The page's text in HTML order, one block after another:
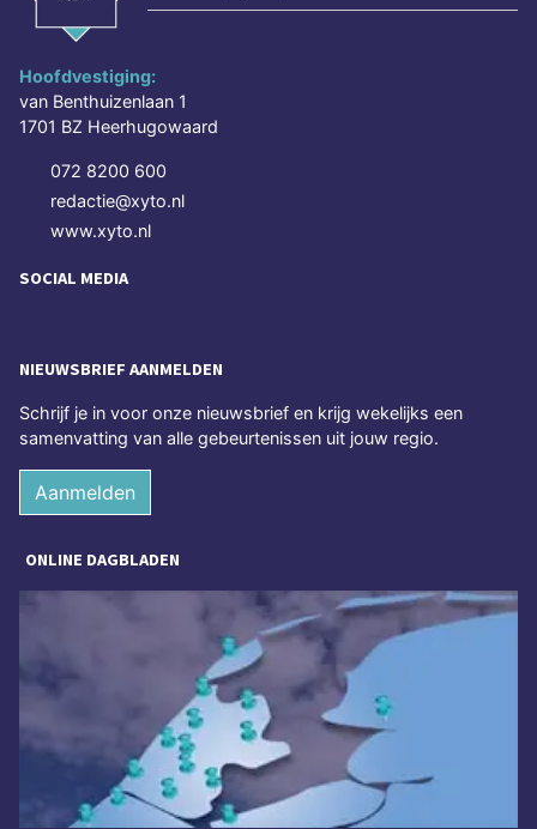
Hoofdvestiging:
van Benthuizenlaan 1
1701 BZ Heerhugowaard
072 8200 600
redactie@xyto.nl
www.xyto.nl
SOCIAL MEDIA
NIEUWSBRIEF AANMELDEN
Schrijf je in voor onze nieuwsbrief en krijg wekelijks een
samenvatting van alle gebeurtenissen uit jouw regio.
Aanmelden
ONLINE DAGBLADEN